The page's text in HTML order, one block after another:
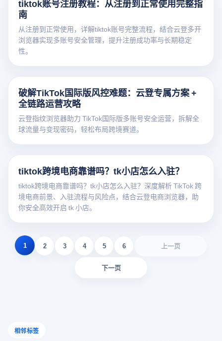
tiktok账号注册教程：从注册到正常使用完整指
南
从注册到正常使用，详解tiktok账号完整流程，结合云登多开
浏览器实现多账号安全管理，提升注册成功率与长期稳定
性。
破解TikTok国际版风控难题：云登专属方案 +
全链路运营攻略
云登指纹浏览器助力 TikTok国际版多账号安全运营，拆解全
球流量与变现密码，轻松布局跨境赛道。
tiktok跨境电商靠谱吗？tk小店怎么入驻？
tiktok跨境电商靠谱吗？tk小店怎么入驻？深度解析 TikTok 跨
境电商前景、入驻流程与风险点，结合云登电商浏览器，助
你安全高效开启 tk 小店。
上一页
1 2 3 4 5 6
下一页
相邻标签